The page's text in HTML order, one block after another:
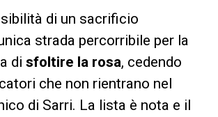
di un sacrificio
strada percorribile per la
di sfoltire la rosa, cedendo
che non rientrano nel
di Sarri. La lista è nota e il